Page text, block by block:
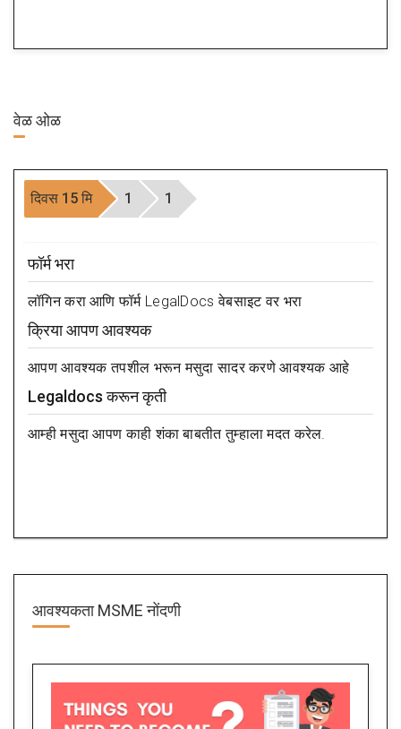
वेळओळ
दिवस 15 मि 1 1
फॉर्म भरा
लॉगिन करा आणि फॉर्म LegalDocs वेबसाइट वर भरा
क्रिया आपण आवश्यक
आपण आवश्यक तपशील भरून मसुदा सादर करणे आवश्यक आहे
Legaldocs करून कृती
आम्ही मसुदा आपण काही शंका बाबतीत तुम्हाला मदत करेल.
आवश्यकताMSME नोंदणी